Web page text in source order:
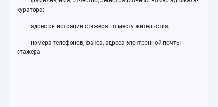
куратора;
· адрес регистрации стажера по месту жительства;
·
номера телефонов, факса, адреса электронной почты
стажера.